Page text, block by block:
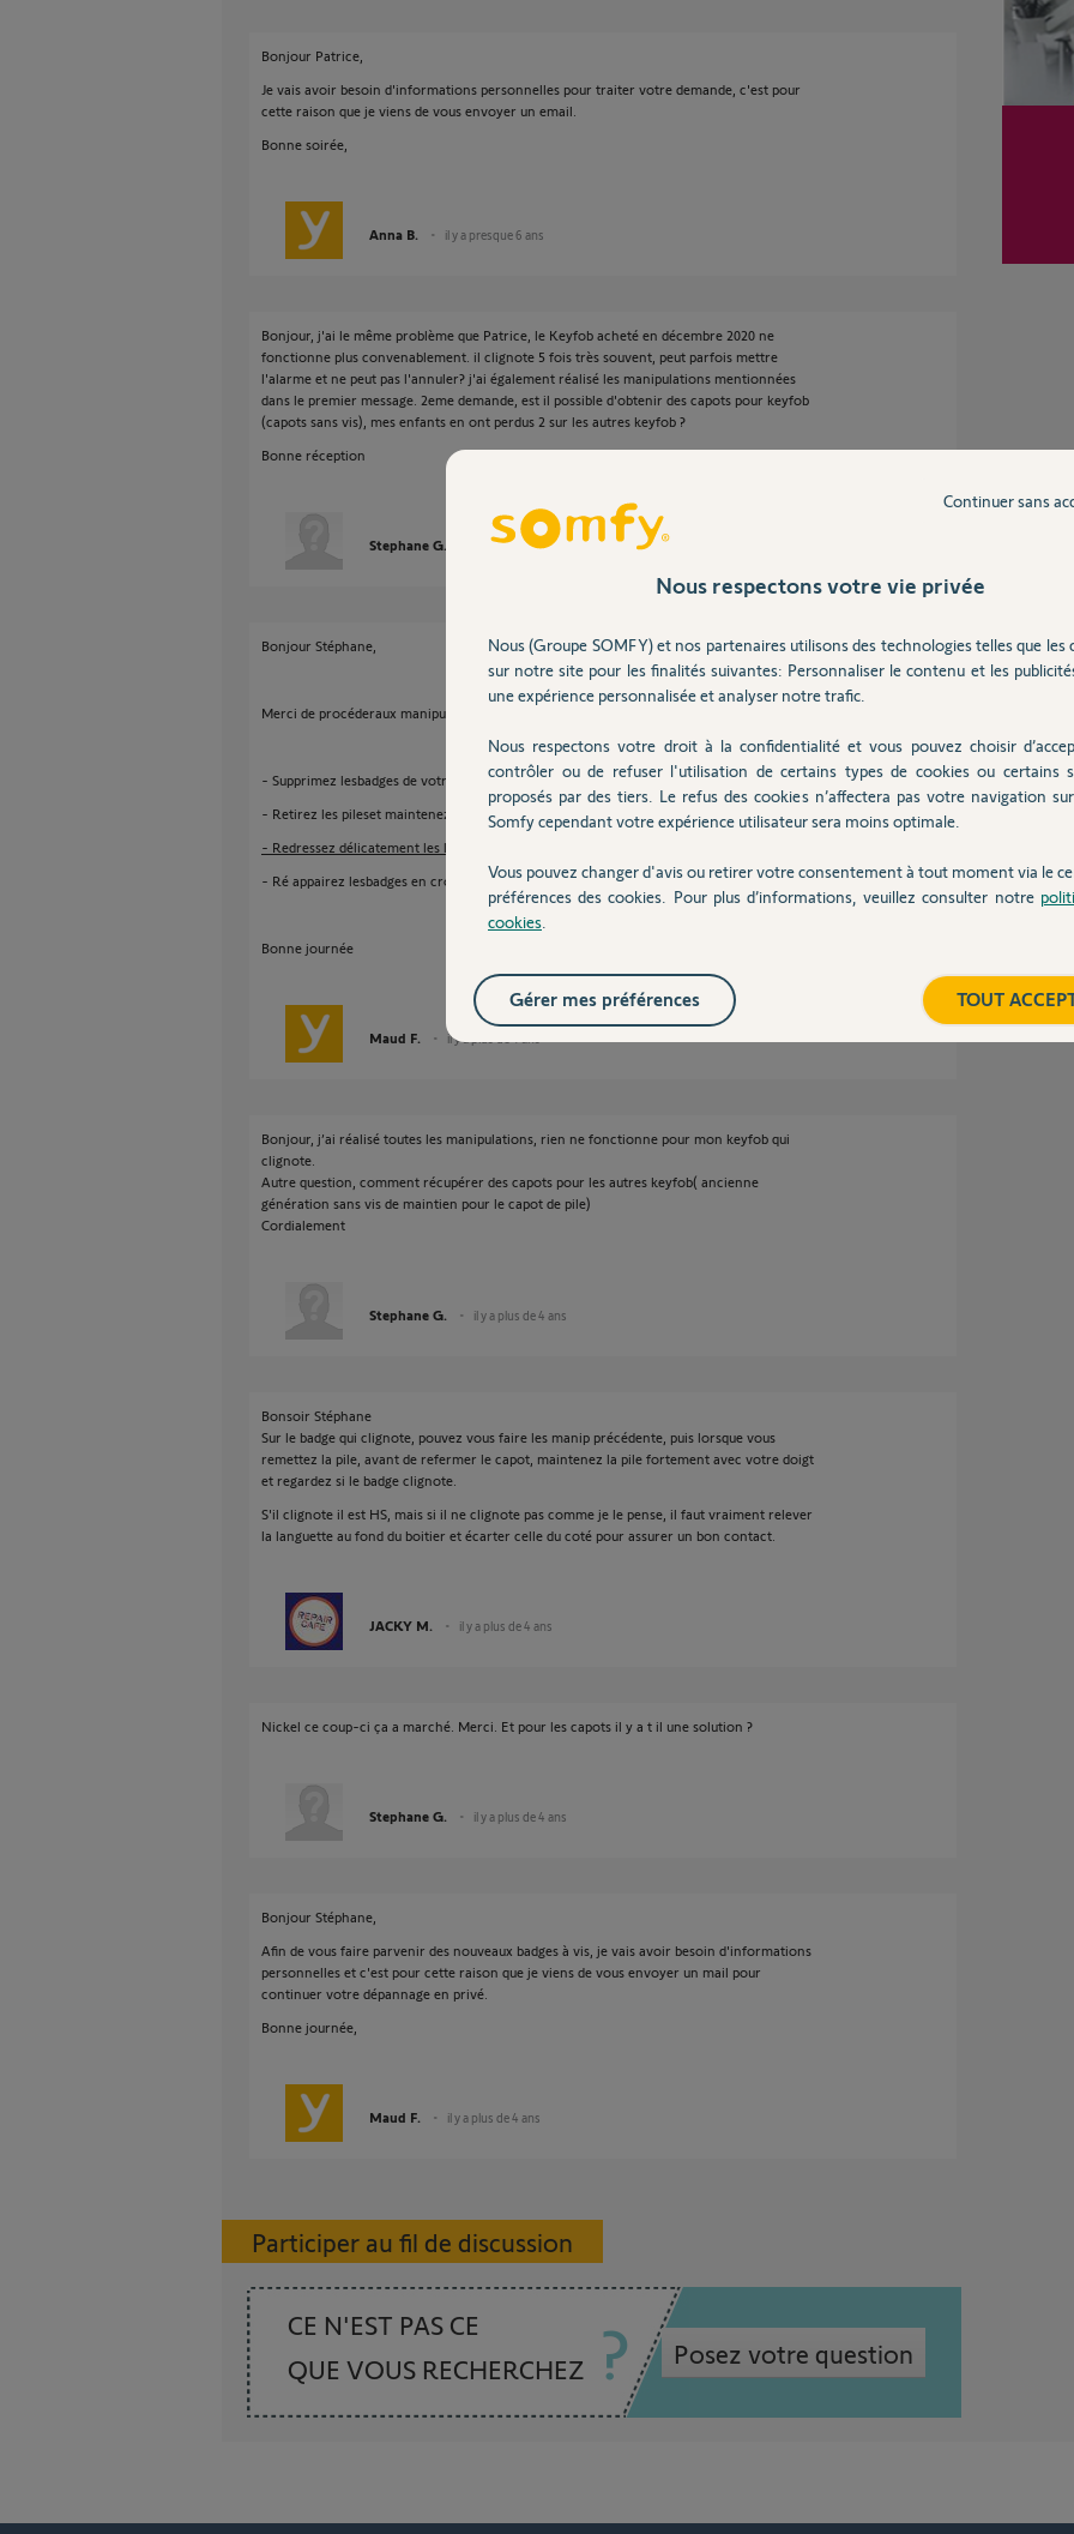
Bonjour Patrice,
Je vais avoir besoin d'informations personnelles pour traiter votre demande, c'est pour
cette raison que je viens de vous envoyer un email.
Bonne soirée,
Anna B. il y a presque 6 ans
Bonjour, j'ai le même problème que Patrice, le Keyfob acheté en décembre 2020 ne
fonctionne plus convenablement. il clignote 5 fois très souvent, peut parfois mettre
l'alarme et ne peut pas l'annuler? j'ai également réalisé les manipulations mentionnées
dans le premier message. 2eme demande, est il possible d'obtenir des capots pour keyfob
(capots sans vis), mes enfants en ont perdus 2 sur les autres keyfob ?
Bonne réception
Stephane G. il y a plus de 4 ans
Bonjour Stéphane,
Merci de procéderaux manipulations suivantes :
- Supprimez lesbadges de votre application
- Retirez les pileset maintenez 4 secondes chacun des boutons
- Redressez délicatement les languettes qui se trouvent à l'intérieur des badges
- Ré appairez lesbadges en croisant les porteurs
Bonne journée
Maud F. il y a plus de 4 ans
Bonjour, j’ai réalisé toutes les manipulations, rien ne fonctionne pour mon keyfob qui
clignote.
Autre question, comment récupérer des capots pour les autres keyfob( ancienne
génération sans vis de maintien pour le capot de pile)
Cordialement
Stephane G. il y a plus de 4 ans
Bonsoir Stéphane
Sur le badge qui clignote, pouvez vous faire les manip précédente, puis lorsque vous
remettez la pile, avant de refermer le capot, maintenez la pile fortement avec votre doigt
et regardez si le badge clignote.
S'il clignote il est HS, mais si il ne clignote pas comme je le pense, il faut vraiment relever
la languette au fond du boitier et écarter celle du coté pour assurer un bon contact.
JACKY M. il y a plus de 4 ans
Nickel ce coup-ci ça a marché. Merci. Et pour les capots il y a t il une solution ?
Stephane G. il y a plus de 4 ans
Bonjour Stéphane,
Afin de vous faire parvenir des nouveaux badges à vis, je vais avoir besoin d'informations
personnelles et c'est pour cette raison que je viens de vous envoyer un mail pour
continuer votre dépannage en privé.
Bonne journée,
Maud F. il y a plus de 4 ans
Participer au fil de discussion
CE N'EST PAS CE
QUE VOUS RECHERCHEZ
Posez votre question
Nous respectons votre vie privée
Nous (Groupe SOMFY) et nos partenaires utilisons des technologies telles que les
sur notre site pour les finalités suivantes: Personnaliser le contenu et les
une expérience personnalisée et analyser notre trafic.
Nous respectons votre droit à la confidentialité et vous pouvez choisir
contrôler ou de refuser l'utilisation de certains types de cookies ou certains
proposés par des tiers. Le refus des cookies n’affectera pas votre navigation
Somfy cependant votre expérience utilisateur sera moins optimale.
Vous pouvez changer d'avis ou retirer votre consentement à tout moment via le
préférences des cookies. Pour plus d’informations, veuillez consulter notre
cookies
Continuer sans
TOUT
Gérer mes préférences